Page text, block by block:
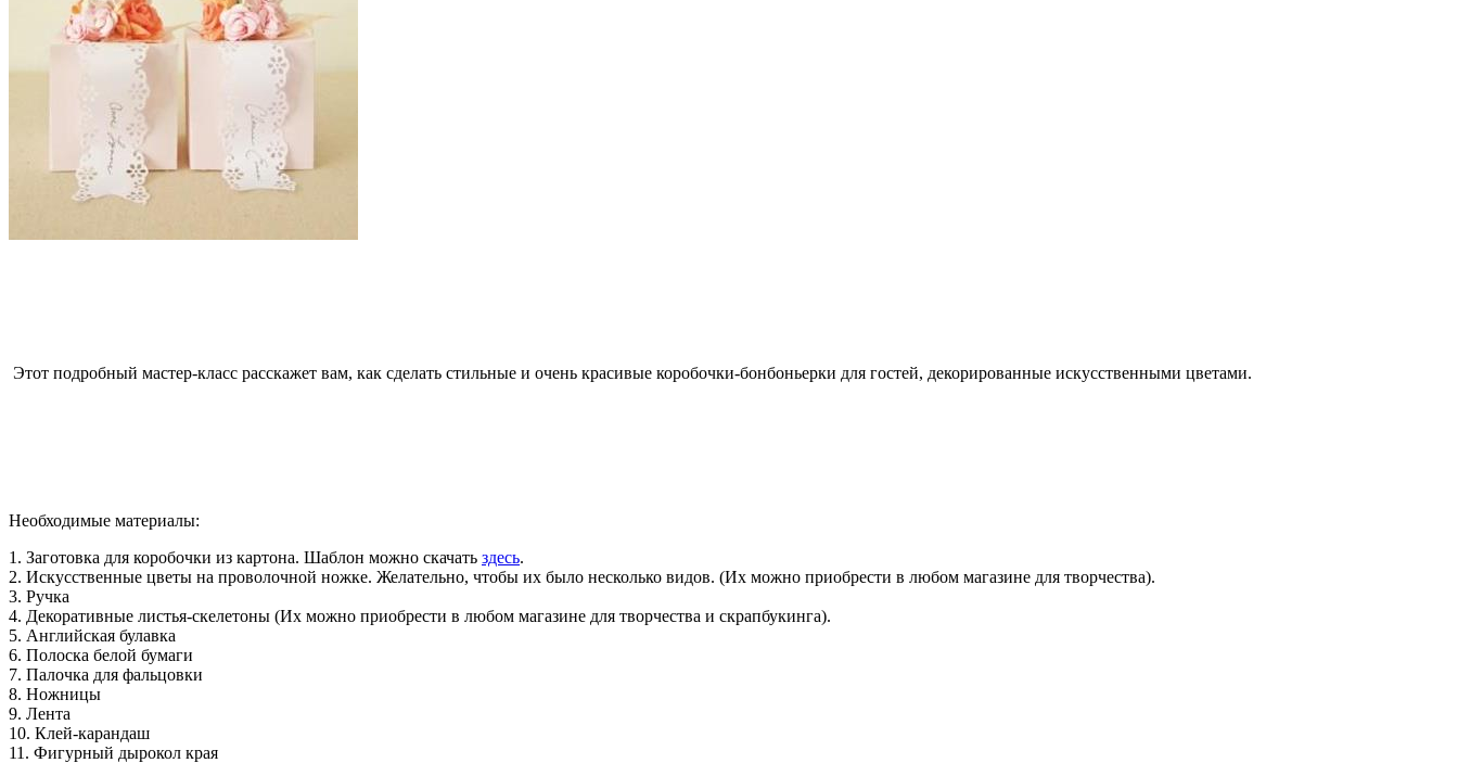
Этот подробный мастер-класс расскажет вам, как сделать стильные и очень красивые коробочки-бонбоньерки для гостей, декорированные искусственными цветами.
Необходимые материалы:
1. Заготовка для коробочки из картона. Шаблон можно скачать здесь.
2. Искусственные цветы на проволочной ножке. Желательно, чтобы их было несколько видов. (Их можно приобрести в любом магазине для творчества).
3. Ручка
4. Декоративные листья-скелетоны (Их можно приобрести в любом магазине для творчества и скрапбукинга).
5. Английская булавка
6. Полоска белой бумаги
7. Палочка для фальцовки
8. Ножницы
9. Лента
10. Клей-карандаш
11. Фигурный дырокол края